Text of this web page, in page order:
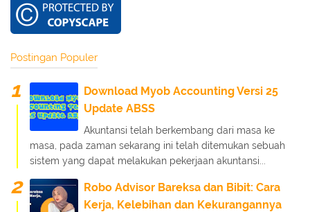
Postingan Populer
Download Myob Accounting Versi 25
Update ABSS
Akuntansi telah berkembang dari masa ke
masa, pada zaman sekarang ini telah ditemukan sebuah
sistem yang dapat melakukan pekerjaan akuntansi...
Robo Advisor Bareksa dan Bibit: Cara
Kerja, Kelebihan dan Kekurangannya